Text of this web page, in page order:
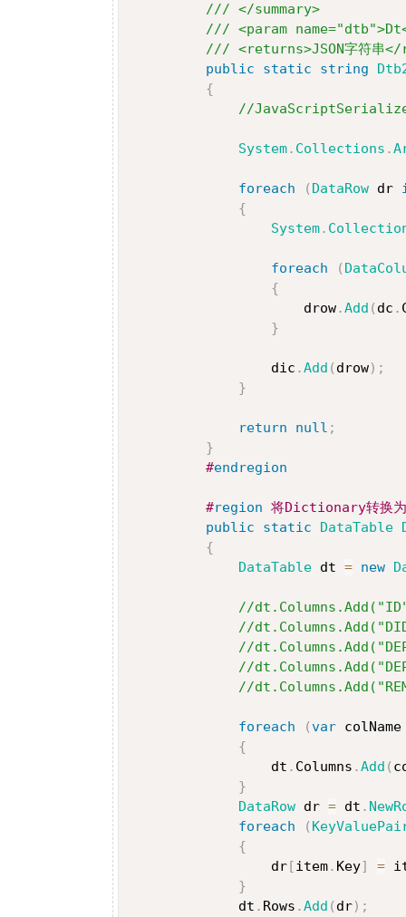
/// </summary>
/// <param
/// <returns>JSON字符串
public
static string
{
//
System. Collections .
foreach ( DataRow dr
{
System.
foreach (
{
                     drow
.Add ( dc .
}
                 dic
.Add ( drow) ;
}
return null ;
}
#endregion
#region 将Dictionary转换
public
static DataTable
{
DataTable dt = new
//
//
//
//
//
foreach (var
{
                 dt
. Columns .Add (
}
DataRow dr = dt .
foreach
(
{
                 dr
[item. Key] =
}
             dt
. Rows .Add ( dr) ;